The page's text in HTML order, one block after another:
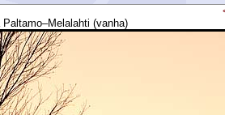
(vanha)